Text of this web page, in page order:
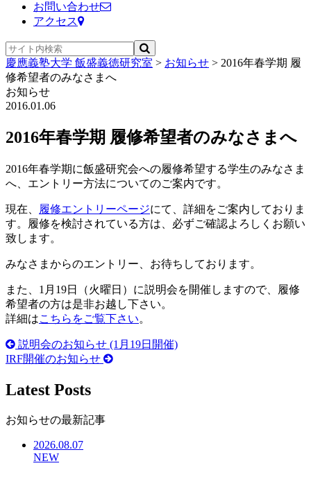
お問い合わせ
アクセス
慶應義塾大学 飯盛義徳研究室 > お知らせ > 2016年春学期 履
修希望者のみなさまへ
お知らせ
2016.01.06
2016年春学期 履修希望者のみなさまへ
2016年春学期に飯盛研究会への履修希望する学生のみなさま
へ、エントリー方法についてのご案内です。
現在、 履修エントリーページにて、詳細をご案内しておりま
す。履修を検討されている方は、必ずご確認よろしくお願い
致します。
みなさまからのエントリー、お待ちしております。
また、1月19日（火曜日）に説明会を開催しますので、履修
希望者の方は是非お越し下さい。
詳細はこちらをご覧下さい。
説明会のお知らせ (1月19日開催)
IRF開催のお知らせ
Latest Posts
お知らせの最新記事
2026.08.07
NEW